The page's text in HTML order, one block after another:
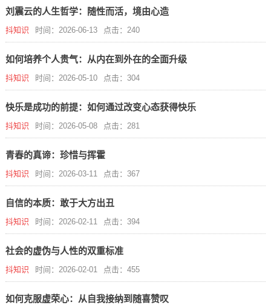
刘震云的人生哲学：随性而活，境由心造
抖知识 时间：2026-06-13 点击：240
如何培养个人贵气：从内在到外在的全面升级
抖知识 时间：2026-05-10 点击：304
快乐是成功的前提：如何通过改变心态获得快乐
抖知识 时间：2026-05-08 点击：281
青春的真谛：珍惜与挥霍
抖知识 时间：2026-03-11 点击：367
自信的本质：敢于大方出丑
抖知识 时间：2026-02-11 点击：394
社会的虚伪与人性的双重标准
抖知识 时间：2026-02-01 点击：455
如何克服虚荣心：从自我接纳到随喜赞叹